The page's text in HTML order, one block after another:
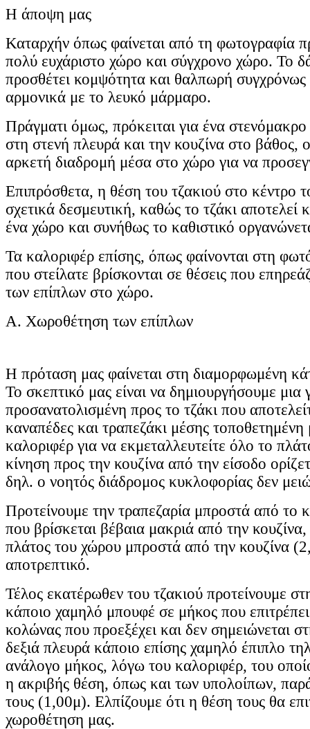
Η άποψη μας
Καταρχήν όπως φαίνεται από τη φωτογραφία
πολύ ευχάριστο χώρο και σύγχρονο χώρο. Το
προσθέτει κομψότητα και θαλπωρή συγχρόνως
αρμονικά με το λευκό μάρμαρο.
Πράγματι όμως, πρόκειται για ένα
στη στενή πλευρά και την κουζίνα στο βάθος,
αρκετή διαδρομή μέσα στο χώρο για να
Επιπρόσθετα, η θέση του τζακιού στο κέντρο
σχετικά δεσμευτική, καθώς το τζάκι αποτελεί
ένα χώρο και συνήθως το καθιστικό
Τα καλοριφέρ επίσης, όπως φαίνονται στη
που στείλατε βρίσκονται σε θέσεις που
των επίπλων στο χώρο.
Α. Χωροθέτηση των επίπλων
Η πρόταση μας φαίνεται στη διαμορφωμένη
Το σκεπτικό μας είναι να δημιουργήσουμε μια
προσανατολισμένη προς το τζάκι που
καναπέδες και τραπεζάκι μέσης
καλοριφέρ για να εκμεταλλευτείτε όλο το
κίνηση προς την κουζίνα από την είσοδο
δηλ. ο νοητός διάδρομος κυκλοφορίας δεν
Προτείνουμε την τραπεζαρία μπροστά από το
που βρίσκεται βέβαια μακριά από την
πλάτος του χώρου μπροστά από την κουζίνα
αποτρεπτικό.
Τέλος εκατέρωθεν του τζακιού προτείνουμε
κάποιο χαμηλό μπουφέ σε μήκος που
κολώνας που προεξέχει και δεν σημειώνεται
δεξιά πλευρά κάποιο επίσης χαμηλό έπιπλο
ανάλογο μήκος, λόγω του καλοριφέρ, του
η ακριβής θέση, όπως και των υπολοίπων,
τους (1,00μ). Ελπίζουμε ότι η θέση τους θα
χωροθέτηση μας.